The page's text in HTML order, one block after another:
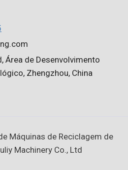
Área de Desenvolvimento
Zhengzhou, China
Máquinas de Reciclagem de
Machinery Co., Ltd